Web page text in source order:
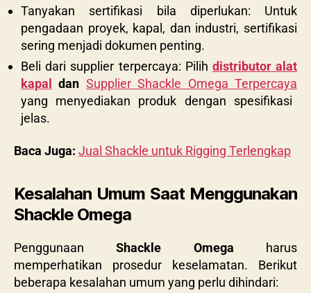
Tanyakan sertifikasi bila diperlukan: Untuk
pengadaan proyek, kapal, dan industri, sertifikasi
sering menjadi dokumen penting.
Beli dari supplier terpercaya: Pilih distributor alat
kapal dan Supplier Shackle Omega Terpercaya
yang menyediakan produk dengan spesifikasi
jelas.
Baca Juga: Jual Shackle untuk Rigging Terlengkap
Kesalahan Umum Saat Menggunakan
Shackle Omega
PenggunaanShackle Omega harus
memperhatikan prosedur keselamatan. Berikut
beberapa kesalahan umum yang perlu dihindari: